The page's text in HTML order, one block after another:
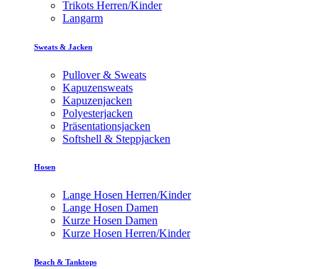
Trikots Herren/Kinder
Langarm
Sweats & Jacken
Pullover & Sweats
Kapuzensweats
Kapuzenjacken
Polyesterjacken
Präsentationsjacken
Softshell & Steppjacken
Hosen
Lange Hosen Herren/Kinder
Lange Hosen Damen
Kurze Hosen Damen
Kurze Hosen Herren/Kinder
Beach & Tanktops